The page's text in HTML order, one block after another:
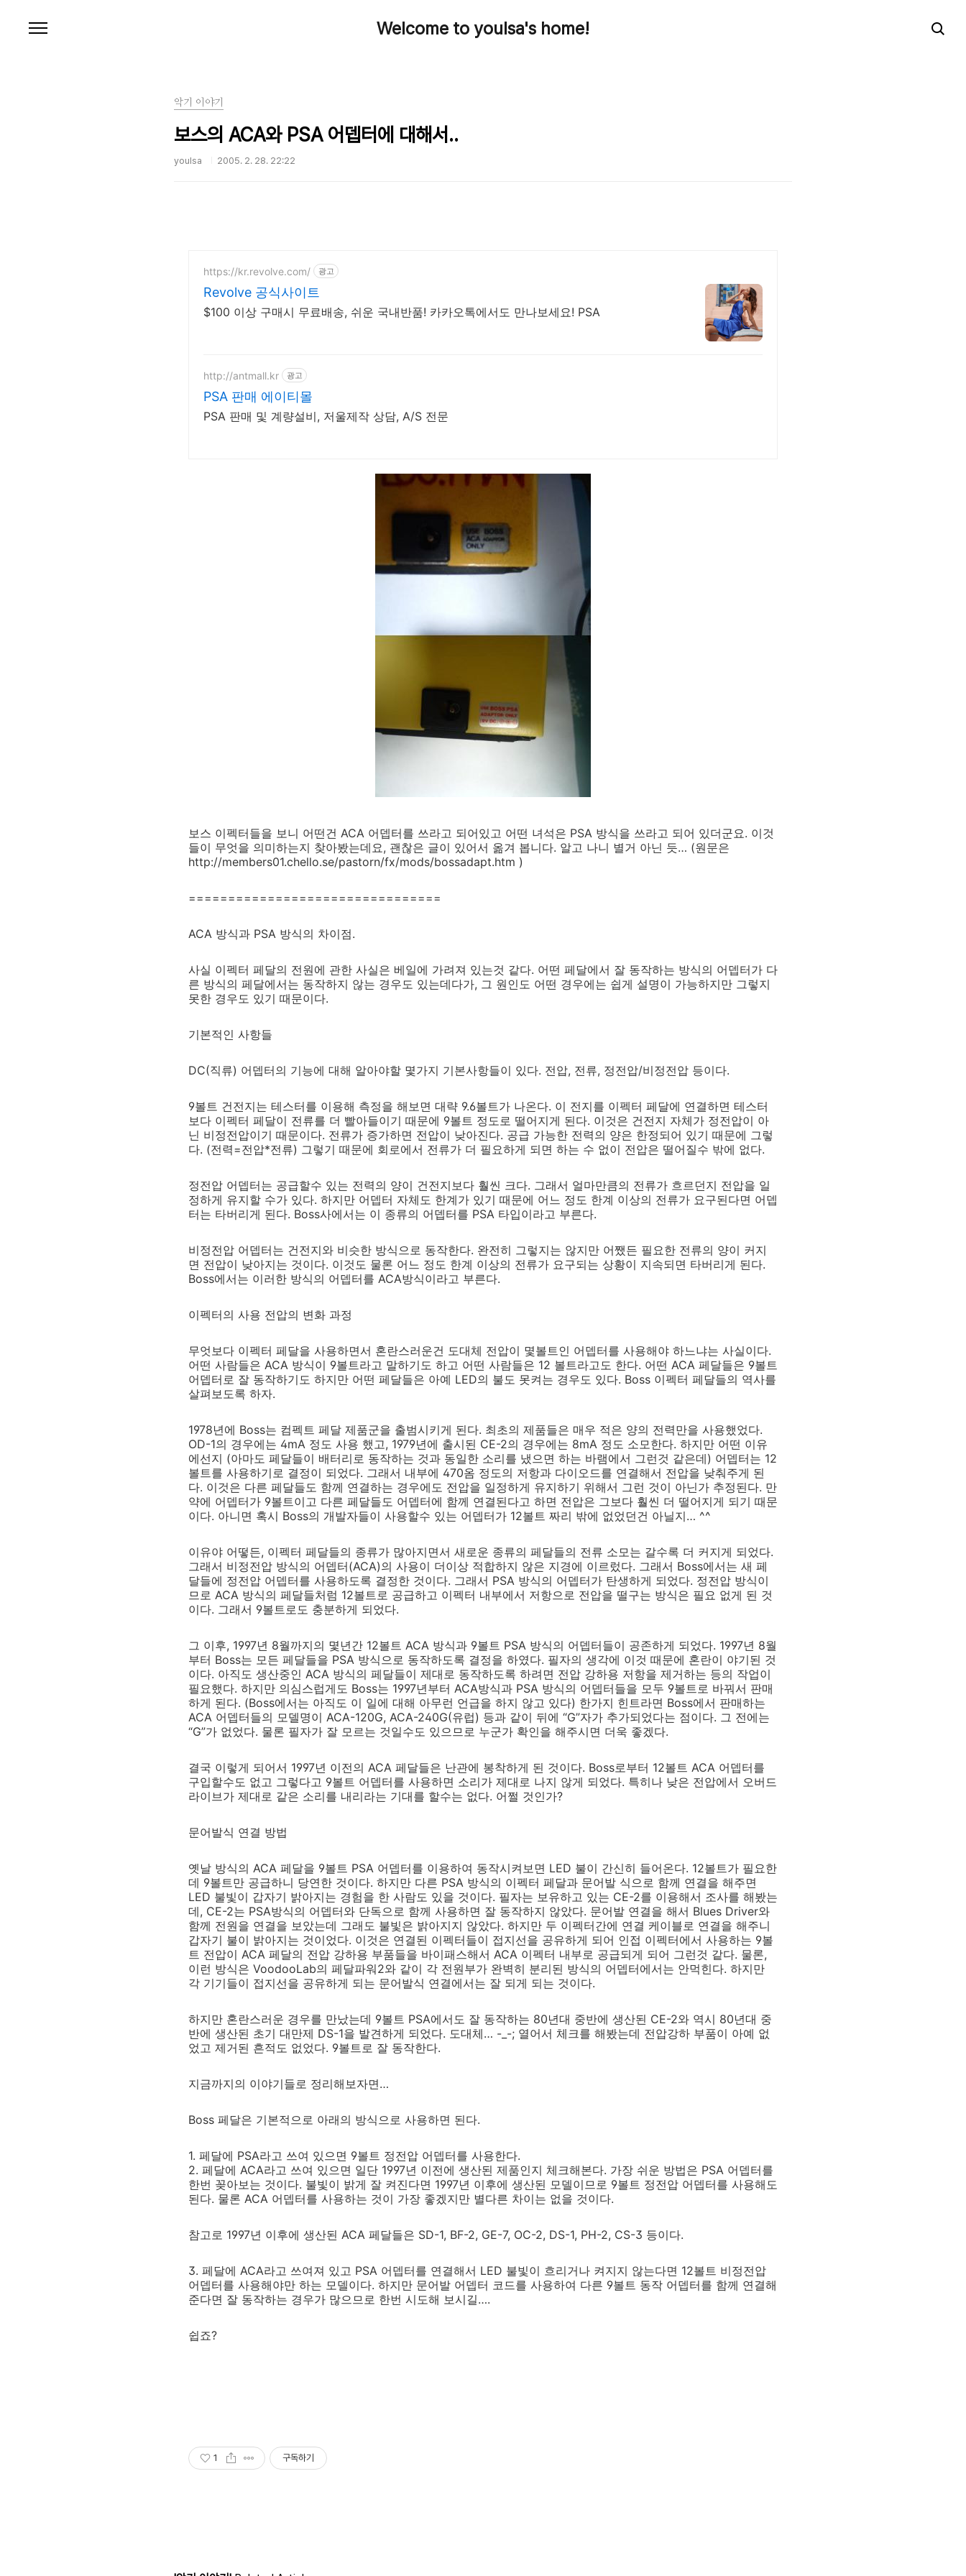
Welcome to youlsa's home!
악기 이야기
보스의 ACA와 PSA 어뎁터에 대해서..
youlsa 2005. 2. 28. 22:22
https://kr.revolve.com/ 광고
Revolve 공식사이트
$100 이상 구매시 무료배송, 쉬운 국내반품! 카카오톡에서도 만나보세요! PSA
http://antmall.kr 광고
PSA 판매 에이티몰
PSA 판매 및 계량설비, 저울제작 상담, A/S 전문
보스 이펙터들을 보니 어떤건 ACA 어뎁터를 쓰라고 되어있고 어떤 녀석은 PSA 방식을 쓰라고 되어 있더군요. 이것
들이 무엇을 의미하는지 찾아봤는데요, 괜찮은 글이 있어서 옮겨 봅니다. 알고 나니 별거 아닌 듯… (원문은
http://members01.chello.se/pastorn/fx/mods/bossadapt.htm )
================================
ACA 방식과 PSA 방식의 차이점.
사실 이펙터 페달의 전원에 관한 사실은 베일에 가려져 있는것 같다. 어떤 페달에서 잘 동작하는 방식의 어뎁터가 다
른 방식의 페달에서는 동작하지 않는 경우도 있는데다가, 그 원인도 어떤 경우에는 쉽게 설명이 가능하지만 그렇지
못한 경우도 있기 때문이다.
기본적인 사항들
DC(직류) 어뎁터의 기능에 대해 알아야할 몇가지 기본사항들이 있다. 전압, 전류, 정전압/비정전압 등이다.
9볼트 건전지는 테스터를 이용해 측정을 해보면 대략 9.6볼트가 나온다. 이 전지를 이펙터 페달에 연결하면 테스터
보다 이펙터 페달이 전류를 더 빨아들이기 때문에 9볼트 정도로 떨어지게 된다. 이것은 건전지 자체가 정전압이 아
닌 비정전압이기 때문이다. 전류가 증가하면 전압이 낮아진다. 공급 가능한 전력의 양은 한정되어 있기 때문에 그렇
다. (전력=전압*전류) 그렇기 때문에 회로에서 전류가 더 필요하게 되면 하는 수 없이 전압은 떨어질수 밖에 없다.
정전압 어뎁터는 공급할수 있는 전력의 양이 건전지보다 훨씬 크다. 그래서 얼마만큼의 전류가 흐르던지 전압을 일
정하게 유지할 수가 있다. 하지만 어뎁터 자체도 한계가 있기 때문에 어느 정도 한계 이상의 전류가 요구된다면 어뎁
터는 타버리게 된다. Boss사에서는 이 종류의 어뎁터를 PSA 타입이라고 부른다.
비정전압 어뎁터는 건전지와 비슷한 방식으로 동작한다. 완전히 그렇지는 않지만 어쨌든 필요한 전류의 양이 커지
면 전압이 낮아지는 것이다. 이것도 물론 어느 정도 한계 이상의 전류가 요구되는 상황이 지속되면 타버리게 된다.
Boss에서는 이러한 방식의 어뎁터를 ACA방식이라고 부른다.
이펙터의 사용 전압의 변화 과정
무엇보다 이펙터 페달을 사용하면서 혼란스러운건 도대체 전압이 몇볼트인 어뎁터를 사용해야 하느냐는 사실이다.
어떤 사람들은 ACA 방식이 9볼트라고 말하기도 하고 어떤 사람들은 12 볼트라고도 한다. 어떤 ACA 페달들은 9볼트
어뎁터로 잘 동작하기도 하지만 어떤 페달들은 아예 LED의 불도 못켜는 경우도 있다. Boss 이펙터 페달들의 역사를
살펴보도록 하자.
1978년에 Boss는 컴펙트 페달 제품군을 출범시키게 된다. 최초의 제품들은 매우 적은 양의 전력만을 사용했었다.
OD-1의 경우에는 4mA 정도 사용 했고, 1979년에 출시된 CE-2의 경우에는 8mA 정도 소모한다. 하지만 어떤 이유
에선지 (아마도 페달들이 배터리로 동작하는 것과 동일한 소리를 냈으면 하는 바램에서 그런것 같은데) 어뎁터는 12
볼트를 사용하기로 결정이 되었다. 그래서 내부에 470옴 정도의 저항과 다이오드를 연결해서 전압을 낮춰주게 된
다. 이것은 다른 페달들도 함께 연결하는 경우에도 전압을 일정하게 유지하기 위해서 그런 것이 아닌가 추정된다. 만
약에 어뎁터가 9볼트이고 다른 페달들도 어뎁터에 함께 연결된다고 하면 전압은 그보다 훨씬 더 떨어지게 되기 때문
이다. 아니면 혹시 Boss의 개발자들이 사용할수 있는 어뎁터가 12볼트 짜리 밖에 없었던건 아닐지… ^^
이유야 어떻든, 이펙터 페달들의 종류가 많아지면서 새로운 종류의 페달들의 전류 소모는 갈수록 더 커지게 되었다.
그래서 비정전압 방식의 어뎁터(ACA)의 사용이 더이상 적합하지 않은 지경에 이르렀다. 그래서 Boss에서는 새 페
달들에 정전압 어뎁터를 사용하도록 결정한 것이다. 그래서 PSA 방식의 어뎁터가 탄생하게 되었다. 정전압 방식이
므로 ACA 방식의 페달들처럼 12볼트로 공급하고 이펙터 내부에서 저항으로 전압을 떨구는 방식은 필요 없게 된 것
이다. 그래서 9볼트로도 충분하게 되었다.
그 이후, 1997년 8월까지의 몇년간 12볼트 ACA 방식과 9볼트 PSA 방식의 어뎁터들이 공존하게 되었다. 1997년 8월
부터 Boss는 모든 페달들을 PSA 방식으로 동작하도록 결정을 하였다. 필자의 생각에 이것 때문에 혼란이 야기된 것
이다. 아직도 생산중인 ACA 방식의 페달들이 제대로 동작하도록 하려면 전압 강하용 저항을 제거하는 등의 작업이
필요했다. 하지만 의심스럽게도 Boss는 1997년부터 ACA방식과 PSA 방식의 어뎁터들을 모두 9볼트로 바꿔서 판매
하게 된다. (Boss에서는 아직도 이 일에 대해 아무런 언급을 하지 않고 있다) 한가지 힌트라면 Boss에서 판매하는
ACA 어뎁터들의 모델명이 ACA-120G, ACA-240G(유럽) 등과 같이 뒤에 “G”자가 추가되었다는 점이다. 그 전에는
“G”가 없었다. 물론 필자가 잘 모르는 것일수도 있으므로 누군가 확인을 해주시면 더욱 좋겠다.
결국 이렇게 되어서 1997년 이전의 ACA 페달들은 난관에 봉착하게 된 것이다. Boss로부터 12볼트 ACA 어뎁터를
구입할수도 없고 그렇다고 9볼트 어뎁터를 사용하면 소리가 제대로 나지 않게 되었다. 특히나 낮은 전압에서 오버드
라이브가 제대로 같은 소리를 내리라는 기대를 할수는 없다. 어쩔 것인가?
문어발식 연결 방법
옛날 방식의 ACA 페달을 9볼트 PSA 어뎁터를 이용하여 동작시켜보면 LED 불이 간신히 들어온다. 12볼트가 필요한
데 9볼트만 공급하니 당연한 것이다. 하지만 다른 PSA 방식의 이펙터 페달과 문어발 식으로 함께 연결을 해주면
LED 불빛이 갑자기 밝아지는 경험을 한 사람도 있을 것이다. 필자는 보유하고 있는 CE-2를 이용해서 조사를 해봤는
데, CE-2는 PSA방식의 어뎁터와 단독으로 함께 사용하면 잘 동작하지 않았다. 문어발 연결을 해서 Blues Driver와
함께 전원을 연결을 보았는데 그래도 불빛은 밝아지지 않았다. 하지만 두 이펙터간에 연결 케이블로 연결을 해주니
갑자기 불이 밝아지는 것이었다. 이것은 연결된 이펙터들이 접지선을 공유하게 되어 인접 이펙터에서 사용하는 9볼
트 전압이 ACA 페달의 전압 강하용 부품들을 바이패스해서 ACA 이펙터 내부로 공급되게 되어 그런것 같다. 물론,
이런 방식은 VoodooLab의 페달파워2와 같이 각 전원부가 완벽히 분리된 방식의 어뎁터에서는 안먹힌다. 하지만
각 기기들이 접지선을 공유하게 되는 문어발식 연결에서는 잘 되게 되는 것이다.
하지만 혼란스러운 경우를 만났는데 9볼트 PSA에서도 잘 동작하는 80년대 중반에 생산된 CE-2와 역시 80년대 중
반에 생산된 초기 대만제 DS-1을 발견하게 되었다. 도대체… -_-; 열어서 체크를 해봤는데 전압강하 부품이 아예 없
었고 제거된 흔적도 없었다. 9볼트로 잘 동작한다.
지금까지의 이야기들로 정리해보자면…
Boss 페달은 기본적으로 아래의 방식으로 사용하면 된다.
1. 페달에 PSA라고 쓰여 있으면 9볼트 정전압 어뎁터를 사용한다.
2. 페달에 ACA라고 쓰여 있으면 일단 1997년 이전에 생산된 제품인지 체크해본다. 가장 쉬운 방법은 PSA 어뎁터를
한번 꽂아보는 것이다. 불빛이 밝게 잘 켜진다면 1997년 이후에 생산된 모델이므로 9볼트 정전압 어뎁터를 사용해도
된다. 물론 ACA 어뎁터를 사용하는 것이 가장 좋겠지만 별다른 차이는 없을 것이다.
참고로 1997년 이후에 생산된 ACA 페달들은 SD-1, BF-2, GE-7, OC-2, DS-1, PH-2, CS-3 등이다.
3. 페달에 ACA라고 쓰여져 있고 PSA 어뎁터를 연결해서 LED 불빛이 흐리거나 켜지지 않는다면 12볼트 비정전압
어뎁터를 사용해야만 하는 모델이다. 하지만 문어발 어뎁터 코드를 사용하여 다른 9볼트 동작 어뎁터를 함께 연결해
준다면 잘 동작하는 경우가 많으므로 한번 시도해 보시길….
쉽죠?
1 구독하기